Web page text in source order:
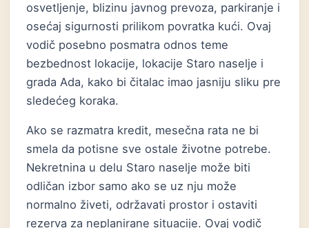
osvetljenje, blizinu javnog prevoza, parkiranje i
osećaj sigurnosti prilikom povratka kući. Ovaj
vodič posebno posmatra odnos teme
bezbednost lokacije, lokacije Staro naselje i
grada Ada, kako bi čitalac imao jasniju sliku pre
sledećeg koraka.
Ako se razmatra kredit, mesečna rata ne bi
smela da potisne sve ostale životne potrebe.
Nekretnina u delu Staro naselje može biti
odličan izbor samo ako se uz nju može
normalno živeti, održavati prostor i ostaviti
rezerva za neplanirane situacije. Ovaj vodič